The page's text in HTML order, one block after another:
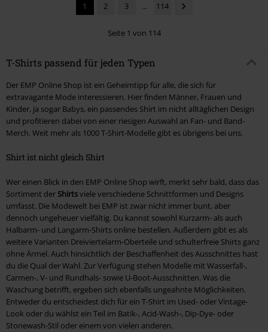
1 2 3 ... 114
Seite 1 von 114
T-Shirts passend für jeden Typen
Der EMP Online Shop ist ein Geheimtipp für alle, die sich für
extravagante Mode interessieren. Hier finden Männer, Frauen und
Kinder, ja sogar Babys, ein passendes Shirt im nicht alltäglichen Design
und profitieren dabei von einer riesigen Auswahl an Fan- und Band-
Merch. Weit mehr als 1000 T-Shirt-Modelle gibt es übrigens bei uns.
Shirt ist nicht gleich Shirt
Wer einen Blick in den EMP Online Shop wirft, merkt sehr bald, dass das
Sortiment der Shirtsviele verschiedene Schnittformen und Designs
umfasst. Die Modewelt bei EMP ist zwar nicht immer bunt, aber
dennoch ungeheuer vielfältig. Du kannst sowohl Kurzarm- als auch
Halbarm- und Langarm-Shirts online bestellen. Außerdem gibt es als
weitere Varianten Dreiviertelarm-Oberteile und schulterfreie Shirts ganz
ohne Ärmel. Auch hinsichtlich der Beschaffenheit des Ausschnittes hast
du die Qual der Wahl. Zur Verfügung stehen Modelle mit Wasserfall-,
Carmen-, V- und Rundhals- sowie U-Boot-Ausschnitten. Was die
Waschung betrifft, ergeben sich ebenfalls ungeahnte Möglichkeiten.
Entweder du entscheidest dich für ein T-Shirt im Used- oder Vintage-
Look oder du wählst ein Teil im Batik-, Acid-Wash-, Dip-Dye- oder
Stonewash-Stil oder einem von vielen anderen.